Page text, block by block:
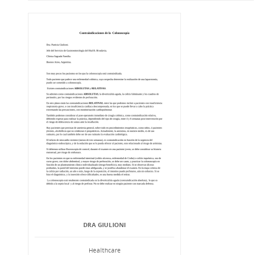
DRA GIULIONI
Healthcare